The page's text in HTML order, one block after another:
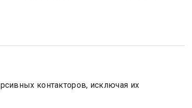
контакторов, исключая их